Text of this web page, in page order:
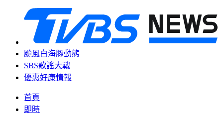
颱風白海豚動態
SBS歌謠大戰
優惠好康情報
首頁
即時